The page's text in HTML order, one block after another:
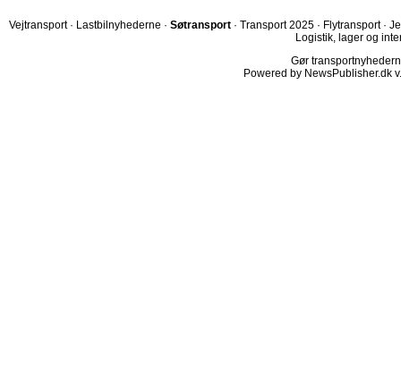
Vejtransport · Lastbilnyhederne · Søtransport · Transport 2025 · Flytransport ·
Logistik, lager og
Gør
Powered by NewsPublisher.dk